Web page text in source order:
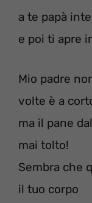
a te papà
e poi ti apre
Mio padre
volte è a
ma il pane
mai tolto!
Sembra che
il tuo corpo